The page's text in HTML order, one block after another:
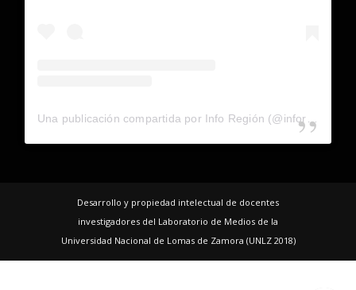
Desarrollo y propiedad intelectual de docentes
investigadores del Laboratorio de Medios de la
Universidad Nacional de Lomas de Zamora (UNLZ 2018)